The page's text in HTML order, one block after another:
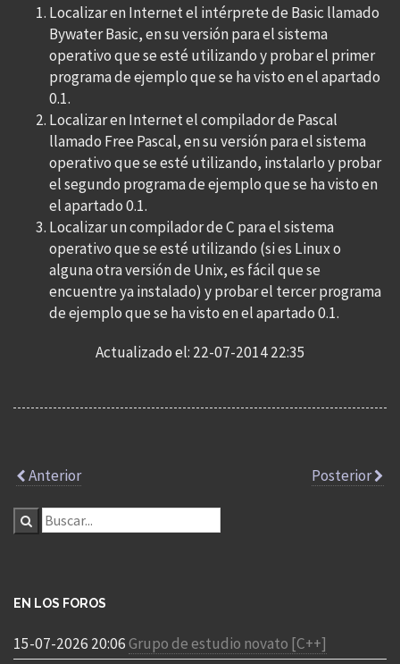
Localizar en Internet el intérprete de Basic llamado
Bywater Basic, en su versión para el sistema
operativo que se esté utilizando y probar el primer
programa de ejemplo que se ha visto en el apartado
0.1.
Localizar en Internet el compilador de Pascal
llamado Free Pascal, en su versión para el sistema
operativo que se esté utilizando, instalarlo y probar
el segundo programa de ejemplo que se ha visto en
el apartado 0.1.
Localizar un compilador de C para el sistema
operativo que se esté utilizando (si es Linux o
alguna otra versión de Unix, es fácil que se
encuentre ya instalado) y probar el tercer programa
de ejemplo que se ha visto en el apartado 0.1.
Actualizado el: 22-07-2014 22:35
Anterior Posterior
EN LOS FOROS
15-07-2026 20:06Grupo de estudio novato [C++]